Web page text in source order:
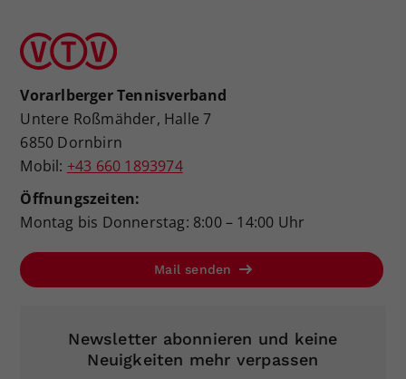
Vorarlberger Tennisverband
Untere Roßmähder, Halle 7
6850 Dornbirn
Mobil: +43 660 1893974
Öffnungszeiten:
Montag bis Donnerstag: 8:00 – 14:00 Uhr
Mail senden
Newsletter abonnieren und keine
Neuigkeiten mehr verpassen